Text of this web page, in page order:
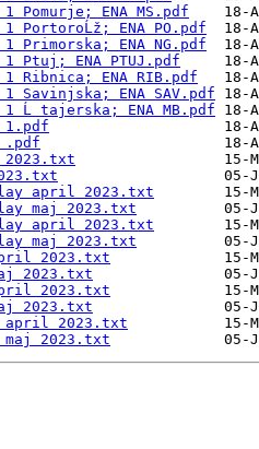
Pomurje; ENA MS.pdf
PortoroĹž; ENA PO.pdf
Primorska; ENA NG.pdf
Ptuj; ENA PTUJ.pdf
1 Ribnica; ENA RIB.pdf
Savinjska; ENA SAV.pdf
Ĺ tajerska; ENA MB.pdf
1.pdf
.pdf
april 2023.txt
maj 2023.txt
april 2023.txt
maj 2023.txt
2023.txt
2023.txt
2023.txt
2023.txt
april 2023.txt
2023.txt